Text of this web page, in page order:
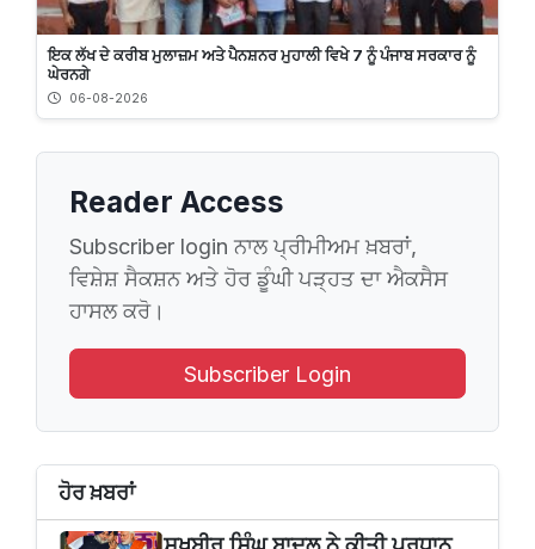
ਇਕ ਲੱਖ ਦੇ ਕਰੀਬ ਮੁਲਾਜ਼ਮ ਅਤੇ ਪੈਨਸ਼ਨਰ ਮੁਹਾਲੀ ਵਿਖੇ 7 ਨੂੰ ਪੰਜਾਬ ਸਰਕਾਰ ਨੂੰ
ਘੇਰਨਗੇ
06-08-2026
Reader Access
Subscriber login ਨਾਲ ਪ੍ਰੀਮੀਅਮ ਖ਼ਬਰਾਂ,
ਵਿਸ਼ੇਸ਼ ਸੈਕਸ਼ਨ ਅਤੇ ਹੋਰ ਡੂੰਘੀ ਪੜ੍ਹਤ ਦਾ ਐਕਸੈਸ
ਹਾਸਲ ਕਰੋ।
Subscriber Login
ਹੋਰ ਖ਼ਬਰਾਂ